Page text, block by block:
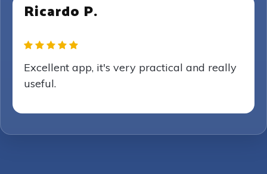
Ricardo P.
Excellent app, it's very practical and really
useful.